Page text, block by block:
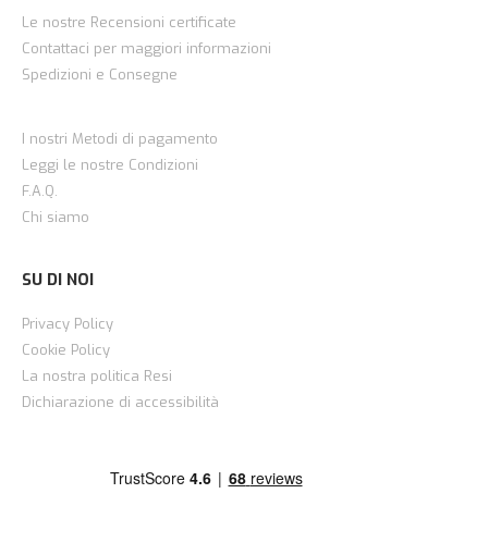
Le nostre Recensioni certificate
Contattaci per maggiori informazioni
Spedizioni e Consegne
I nostri Metodi di pagamento
Leggi le nostre Condizioni
F.A.Q.
Chi siamo
SU DI NOI
Privacy Policy
Cookie Policy
La nostra politica Resi
Dichiarazione di accessibilità